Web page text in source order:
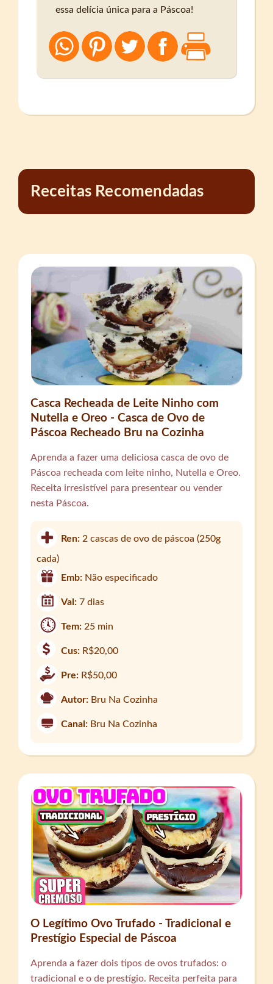
essa delícia única para a Páscoa!
Receitas Recomendadas
Casca Recheada de Leite Ninho com
Nutella e Oreo - Casca de Ovo de
Páscoa Recheado Bru na Cozinha
Aprenda a fazer uma deliciosa casca de ovo de
Páscoa recheada com leite ninho, Nutella e Oreo.
Receita irresistível para presentear ou vender
nesta Páscoa.
Ren:2 cascas de ovo de páscoa (250g
cada)
Emb: Não especificado
Val:7 dias
Tem:25 min
Cus: R$20,00
Pre: R$50,00
Autor: Bru Na Cozinha
Canal: Bru Na Cozinha
O Legítimo Ovo Trufado - Tradicional e
Prestígio Especial de Páscoa
Aprenda a fazer dois tipos de ovos trufados: o
tradicional e o de prestígio. Receita perfeita para